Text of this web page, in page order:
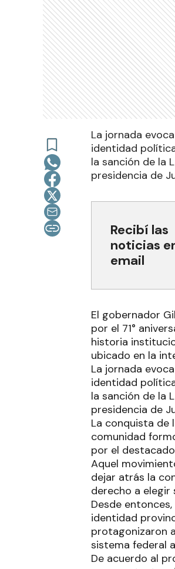
La jornada
identidad
la sanción de la
presidencia de
Recibí las
noticias
email
El gobernador
por el 71°
historia
ubicado en la
La jornada
identidad
la sanción de la
presidencia de
La conquista de
comunidad
por el
Aquel
dejar atrás la
derecho a
Desde
identidad
protagonizaron
sistema federal
De acuerdo al